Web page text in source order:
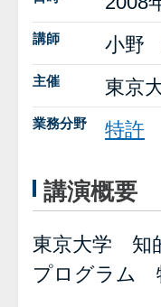
講師 小野
主催 東京
業務分野 特許
講演概要
東京大学 知
プログラム